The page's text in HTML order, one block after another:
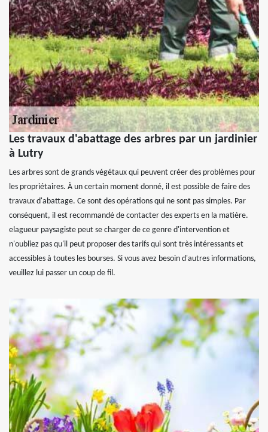
Les travaux d'abattage des arbres par un jardinier
à Lutry
Les arbres sont de grands végétaux qui peuvent créer des problèmes pour
les propriétaires. À un certain moment donné, il est possible de faire des
travaux d'abattage. Ce sont des opérations qui ne sont pas simples. Par
conséquent, il est recommandé de contacter des experts en la matière.
elagueur paysagiste peut se charger de ce genre d'intervention et
n'oubliez pas qu'il peut proposer des tarifs qui sont très intéressants et
accessibles à toutes les bourses. Si vous avez besoin d'autres informations,
veuillez lui passer un coup de fil.